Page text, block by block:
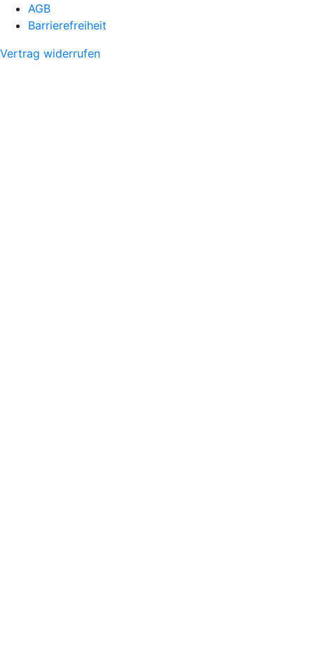
AGB
Barrierefreiheit
Vertrag widerrufen